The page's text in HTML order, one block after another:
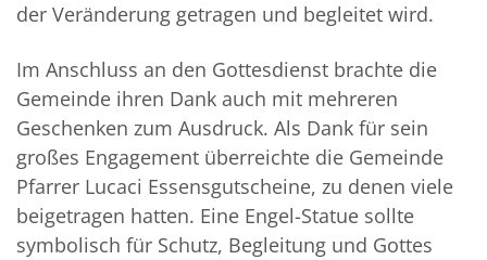
der Veränderung getragen und begleitet wird.
Im Anschluss an den Gottesdienst brachte die
Gemeinde ihren Dank auch mit mehreren
Geschenken zum Ausdruck. Als Dank für sein
großes Engagement überreichte die Gemeinde
Pfarrer Lucaci Essensgutscheine, zu denen viele
beigetragen hatten. Eine Engel-Statue sollte
symbolisch für Schutz, Begleitung und Gottes